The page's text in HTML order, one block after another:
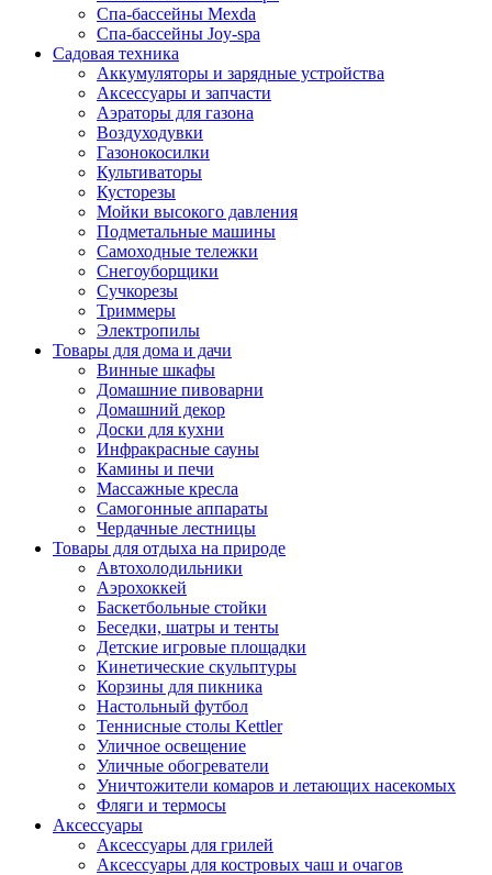
Спа-бассейны Mexda
Спа-бассейны Joy-spa
Садовая техника
Аккумуляторы и зарядные устройства
Аксессуары и запчасти
Аэраторы для газона
Воздуходувки
Газонокосилки
Культиваторы
Кусторезы
Мойки высокого давления
Подметальные машины
Самоходные тележки
Снегоуборщики
Сучкорезы
Триммеры
Электропилы
Товары для дома и дачи
Винные шкафы
Домашние пивоварни
Домашний декор
Доски для кухни
Инфракрасные сауны
Камины и печи
Массажные кресла
Самогонные аппараты
Чердачные лестницы
Товары для отдыха на природе
Автохолодильники
Аэрохоккей
Баскетбольные стойки
Беседки, шатры и тенты
Детские игровые площадки
Кинетические скульптуры
Корзины для пикника
Настольный футбол
Теннисные столы Kettler
Уличное освещение
Уличные обогреватели
Уничтожители комаров и летающих насекомых
Фляги и термосы
Аксессуары
Аксессуары для грилей
Аксессуары для костровых чаш и очагов